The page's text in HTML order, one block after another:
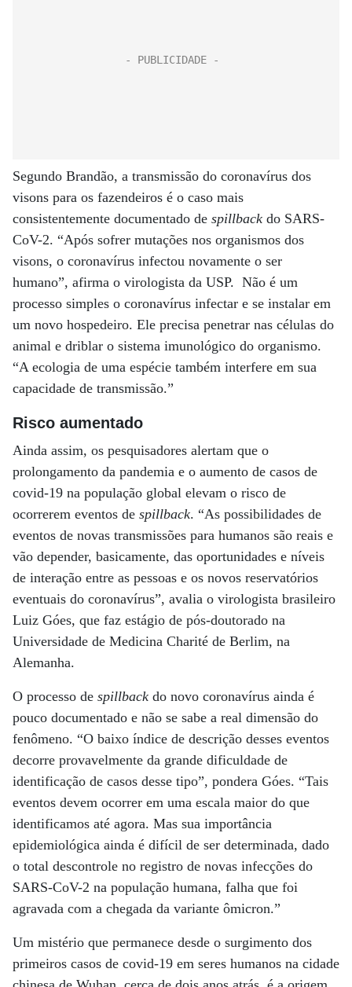
Segundo Brandão, a transmissão do coronavírus dos
visons para os fazendeiros é o caso mais
consistentemente documentado de spillback do SARS-
CoV-2. “Após sofrer mutações nos organismos dos
visons, o coronavírus infectou novamente o ser
humano”, afirma o virologista da USP. Não é um
processo simples o coronavírus infectar e se instalar em
um novo hospedeiro. Ele precisa penetrar nas células do
animal e driblar o sistema imunológico do organismo.
“A ecologia de uma espécie também interfere em sua
capacidade de transmissão.”
Risco aumentado
Ainda assim, os pesquisadores alertam que o
prolongamento da pandemia e o aumento de casos de
covid-19 na população global elevam o risco de
ocorrerem eventos de spillback. “As possibilidades de
eventos de novas transmissões para humanos são reais e
vão depender, basicamente, das oportunidades e níveis
de interação entre as pessoas e os novos reservatórios
eventuais do coronavírus”, avalia o virologista brasileiro
Luiz Góes, que faz estágio de pós-doutorado na
Universidade de Medicina Charité de Berlim, na
Alemanha.
O processo de spillback do novo coronavírus ainda é
pouco documentado e não se sabe a real dimensão do
fenômeno. “O baixo índice de descrição desses eventos
decorre provavelmente da grande dificuldade de
identificação de casos desse tipo”, pondera Góes. “Tais
eventos devem ocorrer em uma escala maior do que
identificamos até agora. Mas sua importância
epidemiológica ainda é difícil de ser determinada, dado
o total descontrole no registro de novas infecções do
SARS-CoV-2 na população humana, falha que foi
agravada com a chegada da variante ômicron.”
Um mistério que permanece desde o surgimento dos
primeiros casos de covid-19 em seres humanos na cidade